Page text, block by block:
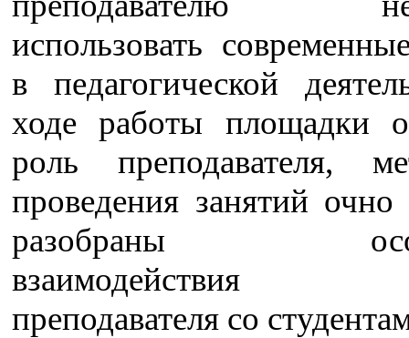
использовать
в педагогической
ходе работы площадки
роль преподавателя,
проведения занятий
разобраны
взаимодействия
преподавателя со